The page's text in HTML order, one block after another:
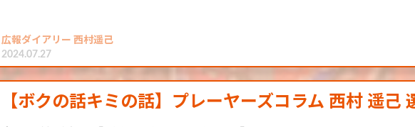
広報ダイアリー 西村遥己
2024.07.27
【ボクの話キミの話】プレーヤーズコラム 西村 遥己